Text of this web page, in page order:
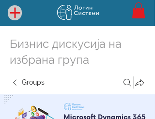
Бизнис дискусија на
избрана група
Groups